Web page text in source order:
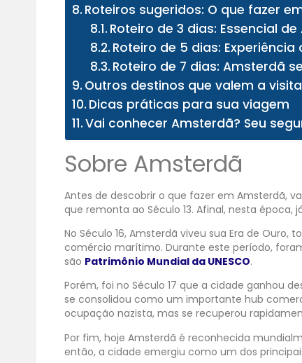
Roteiros sugeridos: O que fazer
Roteiro de 3 dias: Essencial
Roteiro de 5 dias:
Roteiro de 7 dias: Amsterdã
Outros destinos que valem a visita
Dicas práticas para sua viagem
Vai conhecer Amsterdã? Seu
Sobre Amsterdã
Antes de descobrir o que fazer em Amsterdã,
que remonta ao Século 13. Afinal, nesta
No Século 16, Amsterdã viveu sua Era de
comércio marítimo. Durante este período,
são Patrimônio Mundial da UNESCO.
Porém, foi no Século 17 que a cidade ganhou
se consolidou como um importante hub
ocupação nazista, mas se recuperou
Por fim, hoje Amsterdã é reconhecida
então, a cidade emergiu como um dos